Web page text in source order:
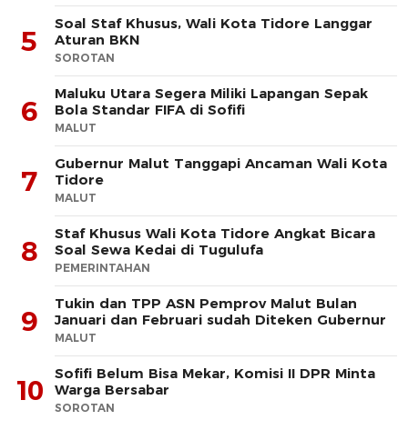
5
Soal Staf Khusus, Wali Kota Tidore Langgar
Aturan BKN
SOROTAN
6
Maluku Utara Segera Miliki Lapangan Sepak
Bola Standar FIFA di Sofifi
MALUT
7
Gubernur Malut Tanggapi Ancaman Wali Kota
Tidore
MALUT
8
Staf Khusus Wali Kota Tidore Angkat Bicara
Soal Sewa Kedai di Tugulufa
PEMERINTAHAN
9
Tukin dan TPP ASN Pemprov Malut Bulan
Januari dan Februari sudah Diteken Gubernur
MALUT
10
Sofifi Belum Bisa Mekar, Komisi II DPR Minta
Warga Bersabar
SOROTAN